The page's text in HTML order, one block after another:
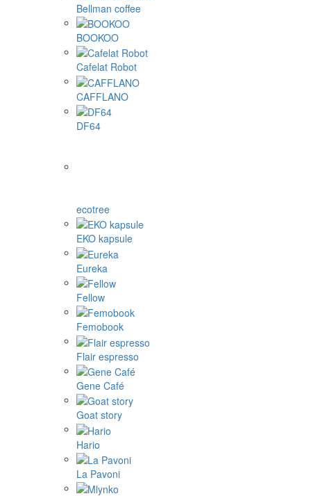
Bellman coffee
BOOKOO
Cafelat Robot
CAFFLANO
DF64
ecotree
EKO kapsule
Eureka
Fellow
Femobook
Flair espresso
Gene Café
Goat story
Hario
La Pavoni